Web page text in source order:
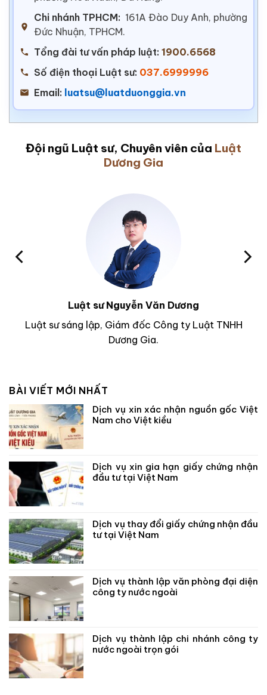
Chi nhánh TPHCM: 161A Đào Duy Anh, phường
Đức Nhuận, TPHCM.
Tổng đài tư vấn pháp luật: 1900.6568
Số điện thoại Luật sư: 037.6999996
Email: luatsu@luatduonggia.vn
Đội ngũ Luật sư, Chuyên viên của Luật
Dương Gia
Luật sư Nguyễn Văn Dương
Luật sư sáng lập, Giám đốc Công ty Luật TNHH
Dương Gia.
BÀI VIẾT MỚI NHẤT
Dịch vụ xin xác nhận nguồn gốc Việt
Nam cho Việt kiều
Dịch vụ xin gia hạn giấy chứng nhận
đầu tư tại Việt Nam
Dịch vụ thay đổi giấy chứng nhận đầu
tư tại Việt Nam
Dịch vụ thành lập văn phòng đại diện
công ty nước ngoài
Dịch vụ thành lập chi nhánh công ty
nước ngoài trọn gói